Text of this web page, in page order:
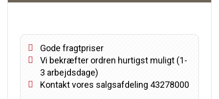
Gode fragtpriser
Vi bekræfter ordren hurtigst muligt (1-
3 arbejdsdage)
Kontakt vores salgsafdeling 43278000